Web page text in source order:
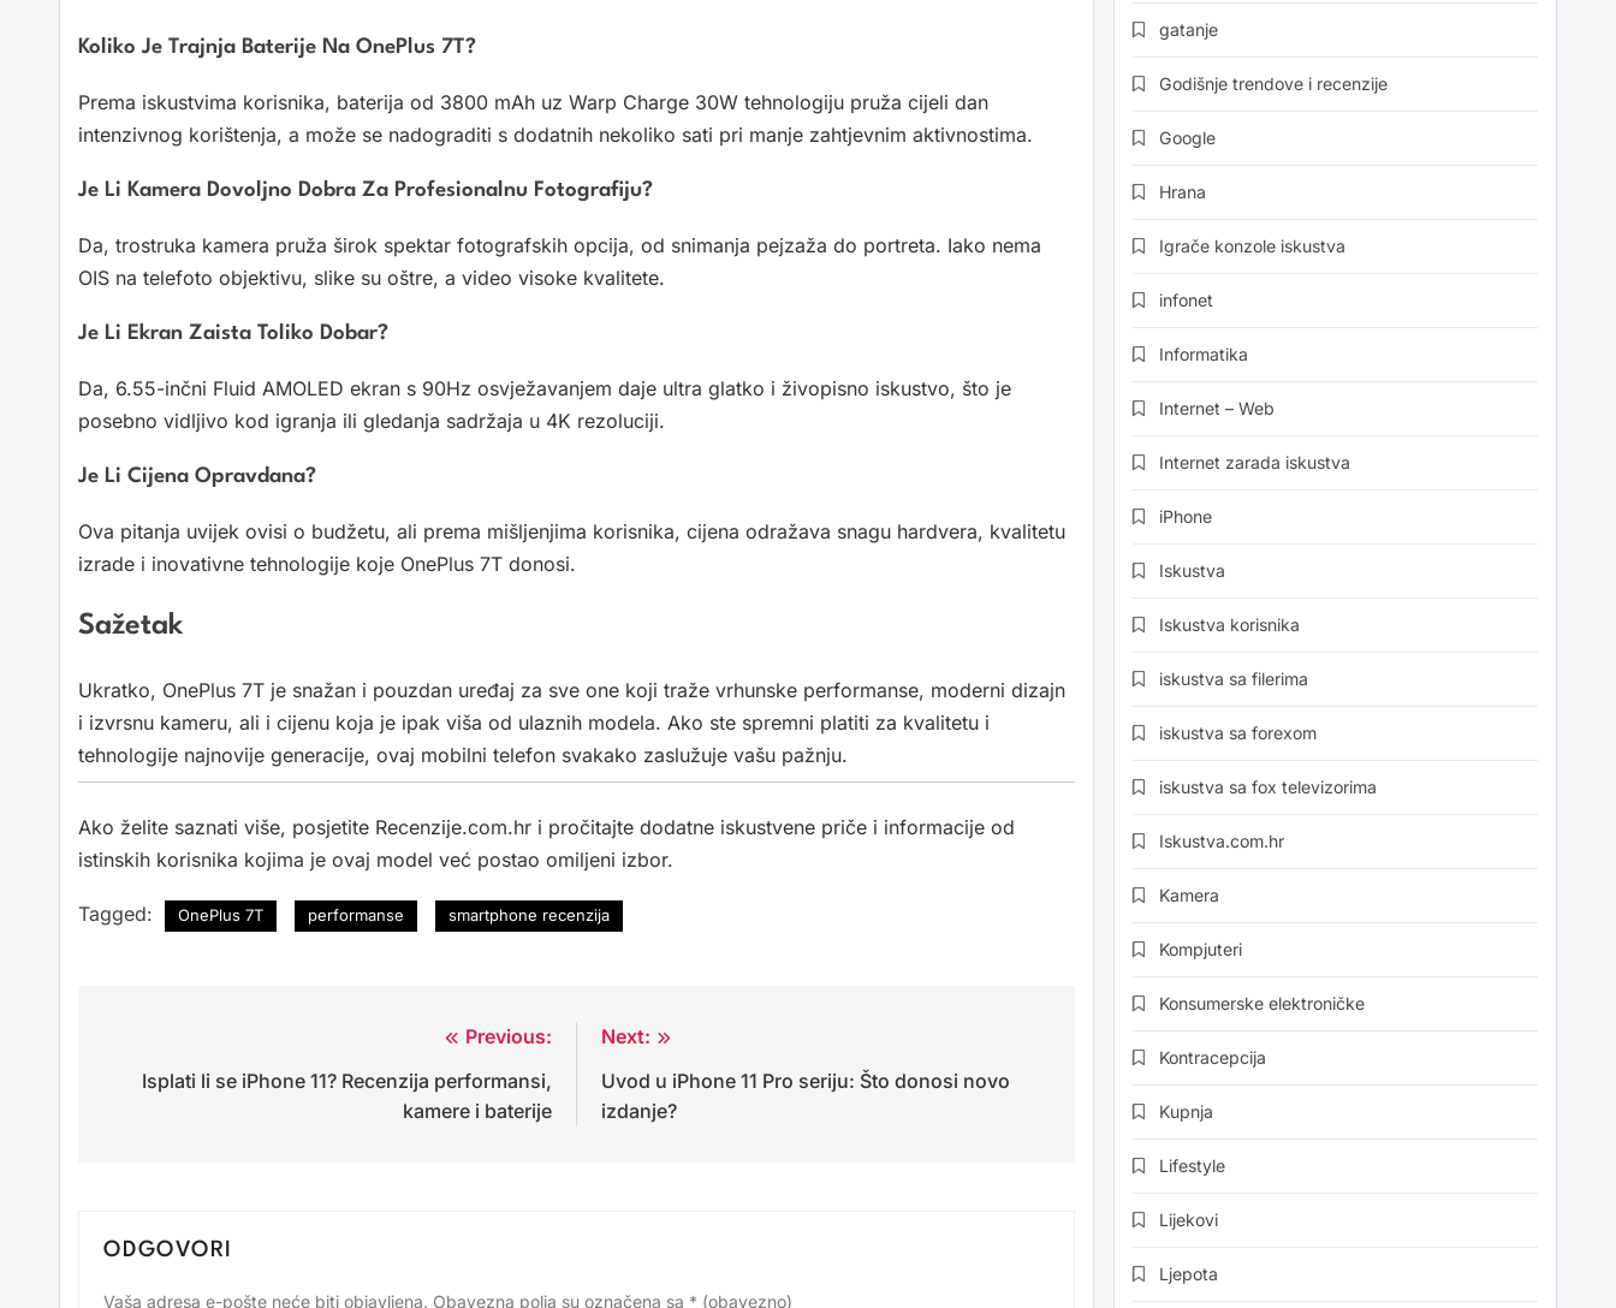
Koliko Je Trajnja Baterije Na OnePlus 7T?
Prema iskustvima korisnika, baterija od 3800 mAh uz Warp Charge 30W tehnologiju pruža cijeli dan
intenzivnog korištenja, a može se nadograditi s dodatnih nekoliko sati pri manje zahtjevnim aktivnostima.
Je Li Kamera Dovoljno Dobra Za Profesionalnu Fotografiju?
Da, trostruka kamera pruža širok spektar fotografskih opcija, od snimanja pejzaža do portreta. Iako nema
OIS na telefoto objektivu, slike su oštre, a video visoke kvalitete.
Je Li Ekran Zaista Toliko Dobar?
Da, 6.55-inčni Fluid AMOLED ekran s 90Hz osvježavanjem daje ultra glatko i živopisno iskustvo, što je
posebno vidljivo kod igranja ili gledanja sadržaja u 4K rezoluciji.
Je Li Cijena Opravdana?
Ova pitanja uvijek ovisi o budžetu, ali prema mišljenjima korisnika, cijena odražava snagu hardvera, kvalitetu
izrade i inovativne tehnologije koje OnePlus 7T donosi.
Sažetak
Ukratko, OnePlus 7T je snažan i pouzdan uređaj za sve one koji traže vrhunske performanse, moderni dizajn
i izvrsnu kameru, ali i cijenu koja je ipak viša od ulaznih modela. Ako ste spremni platiti za kvalitetu i
tehnologije najnovije generacije, ovaj mobilni telefon svakako zaslužuje vašu pažnju.
Ako želite saznati više, posjetite Recenzije.com.hr i pročitajte dodatne iskustvene priče i informacije od
istinskih korisnika kojima je ovaj model već postao omiljeni izbor.
Tagged: OnePlus 7T performanse smartphone recenzija
objava
Previous:
Isplati li se iPhone 11? Recenzija performansi,
kamere i baterije
Next:
Uvod u iPhone 11 Pro seriju: Što donosi novo
izdanje?
ODGOVORI
Vaša adresa e-pošte neće biti objavljena. Obavezna polja su označena sa * (obavezno)
gatanje
Godišnje trendove i recenzije
Google
Hrana
Igrače konzole iskustva
infonet
Informatika
Internet – Web
Internet zarada iskustva
iPhone
Iskustva
Iskustva korisnika
iskustva sa filerima
iskustva sa forexom
iskustva sa fox televizorima
Iskustva.com.hr
Kamera
Kompjuteri
Konsumerske elektroničke
Kontracepcija
Kupnja
Lifestyle
Lijekovi
Ljepota